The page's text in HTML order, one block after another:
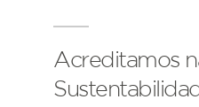
Acreditamos